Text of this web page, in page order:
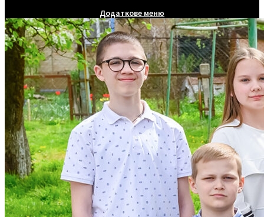
Додаткове меню